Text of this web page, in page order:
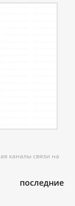
каналы связи на